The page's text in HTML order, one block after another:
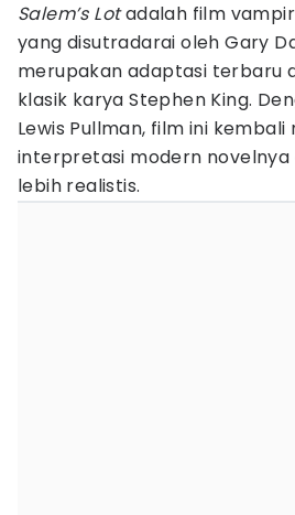
Salem’s Lotadalah film
yang disutradarai oleh Gary
merupakan adaptasi terbaru
klasik karya Stephen King.
Lewis Pullman, film ini
interpretasi modern novelnya
lebih realistis.